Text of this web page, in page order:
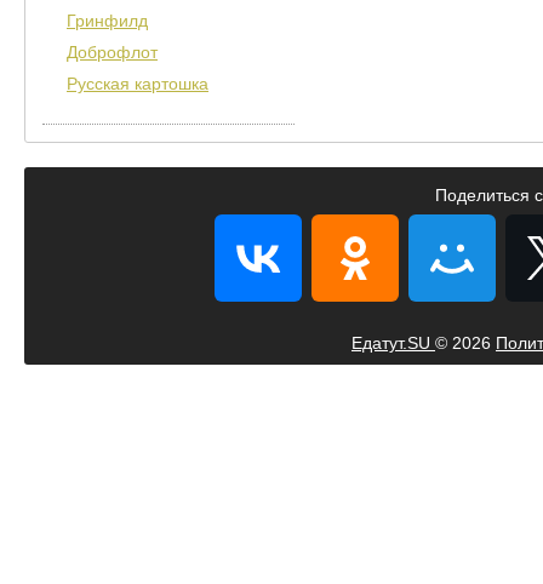
Гринфилд
Доброфлот
Русская картошка
Поделиться
Едатут.SU © 2026